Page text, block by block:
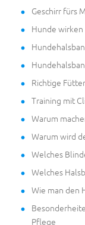
Geschirr fürs
Hunde wirken
Richtige
Training mit
Warum
Warum wird
Welches
Welches
Wie man den
Pflege